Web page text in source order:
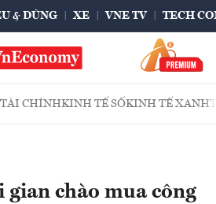
& DÙNG XE VNE TV TECH
TÀI CHÍNHKINH TẾ SỐKINH TẾ XANH
chào mua công